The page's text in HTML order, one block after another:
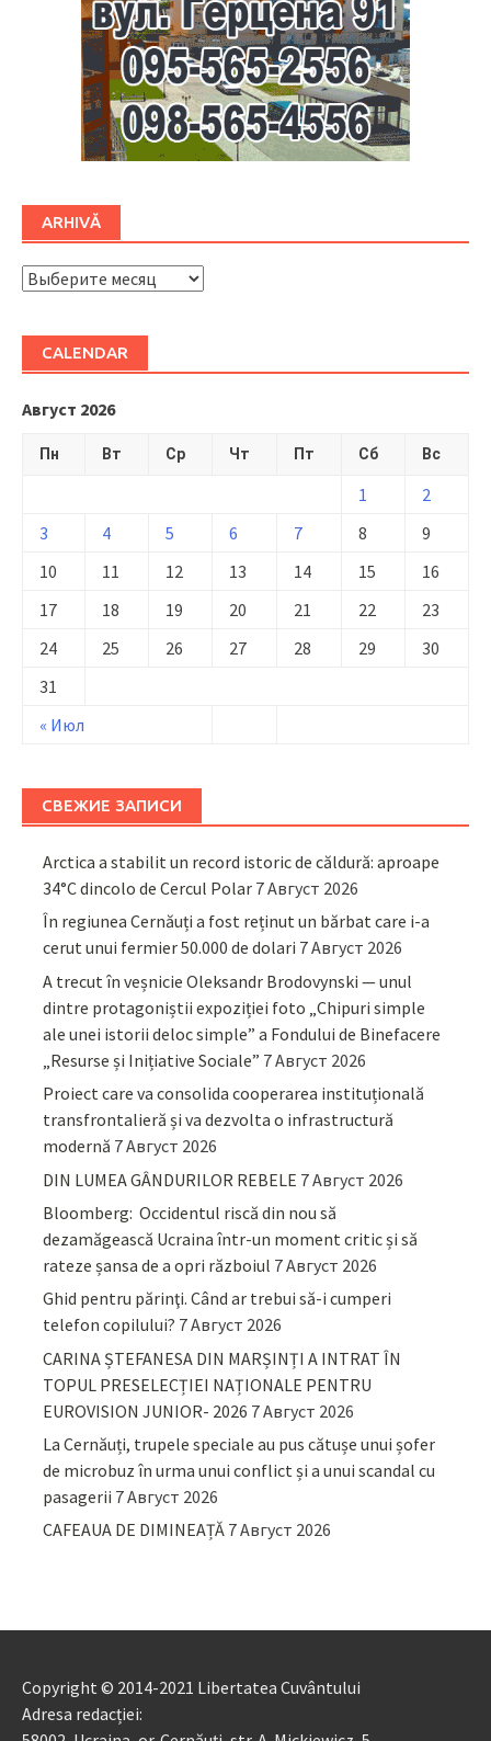
ARHIVĂ
ARHIVĂ
CALENDAR
Август 2026
Пн Вт Ср Чт Пт Сб Вс
« Июл
1
2
3
4 5 6 7 8
9
10
11 12 13 14 15
16
17
18 19 20 21 22
23
24
25 26 27 28 29
30
31
СВЕЖИЕ ЗАПИСИ
Arctica a stabilit un record istoric de căldură: aproape
34°C dincolo de Cercul Polar 7 Август 2026
În regiunea Cernăuți a fost reținut un bărbat care i-a
cerut unui fermier 50.000 de dolari 7 Август 2026
A trecut în veșnicie Oleksandr Brodovynski — unul
dintre protagoniștii expoziției foto „Chipuri simple
ale unei istorii deloc simple” a Fondului de Binefacere
„Resurse și Inițiative Sociale” 7 Август 2026
Proiect care va consolida cooperarea instituțională
transfrontalieră și va dezvolta o infrastructură
modernă 7 Август 2026
DIN LUMEA GÂNDURILOR REBELE 7 Август 2026
Bloomberg: Occidentul riscă din nou să
dezamăgească Ucraina într-un moment critic și să
rateze șansa de a opri războiul 7 Август 2026
Ghid pentru părinţi. Când ar trebui să-i cumperi
telefon copilului? 7 Август 2026
CARINA ȘTEFANESA DIN MARȘINȚI A INTRAT ÎN
TOPUL PRESELECȚIEI NAȚIONALE PENTRU
EUROVISION JUNIOR- 2026 7 Август 2026
La Cernăuți, trupele speciale au pus cătușe unui șofer
de microbuz în urma unui conflict și a unui scandal cu
pasagerii 7 Август 2026
CAFEAUA DE DIMINEAȚĂ 7 Август 2026
Copyright © 2014-2021 Libertatea Cuvântului
Adresa redacției: